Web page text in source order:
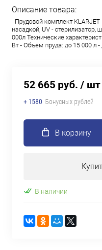
Описание товара:
Прудовой комплект
насадкой, UV - стерилизатор,
000л Технические
Вт - Объем пруда: до 15 000
52 665 руб. / шт
+ 1580 Бонусных рублей
В корзину
В наличии